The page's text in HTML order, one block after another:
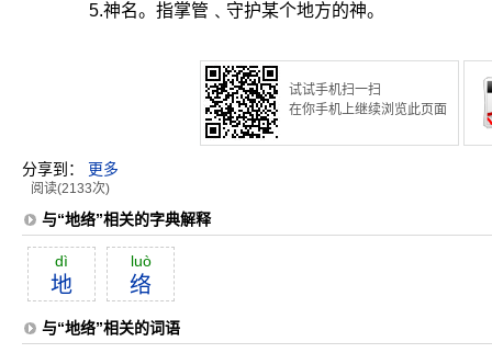
5.神名。指掌管﹑守护某个地方的神。
试试手机扫一扫
在你手机上继续浏览此页面
分享到： 更多
阅读(2133次)
与“地络”相关的字典解释
dì
地
luò
络
与“地络”相关的词语